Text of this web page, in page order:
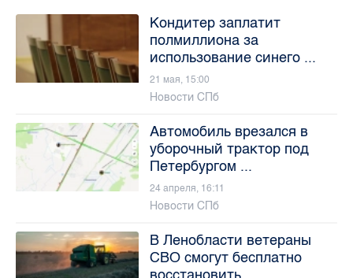
Кондитер заплатит
полмиллиона за
использование синего ...
21 мая, 15:00
Новости СПб
Автомобиль врезался в
уборочный трактор под
Петербургом ...
24 апреля, 16:11
Новости СПб
В Ленобласти ветераны
СВО смогут бесплатно